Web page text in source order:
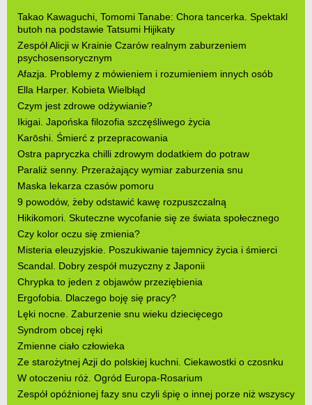
Takao Kawaguchi, Tomomi Tanabe: Chora tancerka. Spektakl
butoh na podstawie Tatsumi Hijikaty
Zespół Alicji w Krainie Czarów realnym zaburzeniem
psychosensorycznym
Afazja. Problemy z mówieniem i rozumieniem innych osób
Ella Harper. Kobieta Wielbłąd
Czym jest zdrowe odżywianie?
Ikigai. Japońska filozofia szczęśliwego życia
Karōshi. Śmierć z przepracowania
Ostra papryczka chilli zdrowym dodatkiem do potraw
Paraliż senny. Przerażający wymiar zaburzenia snu
Maska lekarza czasów pomoru
9 powodów, żeby odstawić kawę rozpuszczalną
Hikikomori. Skuteczne wycofanie się ze świata społecznego
Czy kolor oczu się zmienia?
Misteria eleuzyjskie. Poszukiwanie tajemnicy życia i śmierci
Scandal. Dobry zespół muzyczny z Japonii
Chrypka to jeden z objawów przeziębienia
Ergofobia. Dlaczego boję się pracy?
Lęki nocne. Zaburzenie snu wieku dziecięcego
Syndrom obcej ręki
Zmienne ciało człowieka
Ze starożytnej Azji do polskiej kuchni. Ciekawostki o czosnku
W otoczeniu róż. Ogród Europa-Rosarium
Zespół opóźnionej fazy snu czyli śpię o innej porze niż wszyscy